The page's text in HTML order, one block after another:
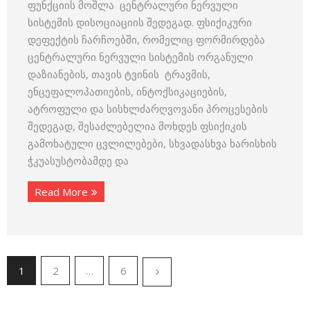
ფუნქციის მოშლა ცენტრალური ნერვული
სისტემის დისოციაციის შედეგად. ფსიქიკური
დეფექტის ჩარჩოებში, რომელიც ფორმირდება
ცენტრალური ნერვული სისტემის ორგანული
დაზიანების, თავის ტვინის ტრავმის,
ენცეფალოპათიების, ინტოქსიკაციების,
ატროფული და სისხლძარღვოვანი პროცესების
შედეგად, შესაძლებელია მოხდეს ფსიქიკის
გამოხატული ცვლილებები, სხვადასხვა ხარისხის
ჭკუასუსტობამდე და
Read More
1 2 … 6